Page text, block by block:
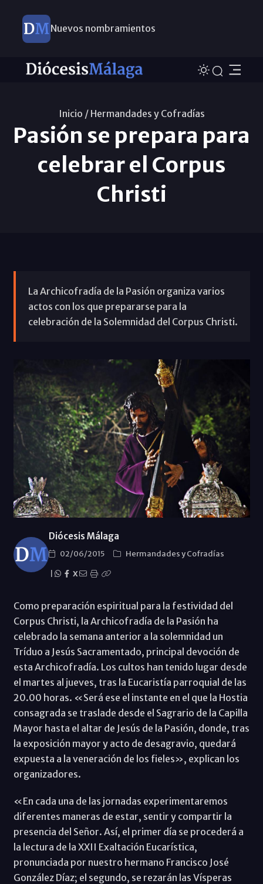
Nuevos nombramientos
Inicio / Hermandades y Cofradías
Pasión se prepara para
celebrar el Corpus
Christi
La Archicofradía de la Pasión organiza varios
actos con los que prepararse para la
celebración de la Solemnidad del Corpus Christi.
Diócesis Málaga
02/06/2015
Hermandades y Cofradías
X
Como preparación espiritual para la festividad del
Corpus Christi, la Archicofradía de la Pasión ha
celebrado la semana anterior a la solemnidad un
Tríduo a Jesús Sacramentado, principal devoción de
esta Archicofradía. Los cultos han tenido lugar desde
el martes al jueves, tras la Eucaristía parroquial de las
20.00 horas. «Será ese el instante en el que la Hostia
consagrada se traslade desde el Sagrario de la Capilla
Mayor hasta el altar de Jesús de la Pasión, donde, tras
la exposición mayor y acto de desagravio, quedará
expuesta a la veneración de los fieles», explican los
organizadores.
«En cada una de las jornadas experimentaremos
diferentes maneras de estar, sentir y compartir la
presencia del Señor. Así, el primer día se procederá a
la lectura de la XXII Exaltación Eucarística,
pronunciada por nuestro hermano Francisco José
González Díaz; el segundo, se rezarán las Vísperas